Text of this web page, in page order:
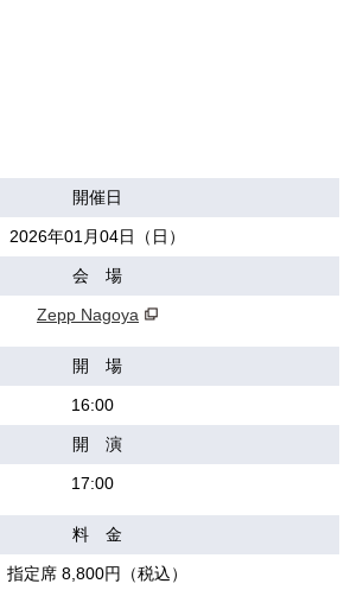
開催日
2026年01月04日（日）
会 場
Zepp Nagoya
開 場
16:00
開 演
17:00
料 金
指定席 8,800円（税込）